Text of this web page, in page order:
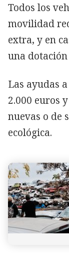
Todos los
movilidad
extra, y en
una dotación
Las ayudas
2.000 euros
nuevas o de
ecológica.